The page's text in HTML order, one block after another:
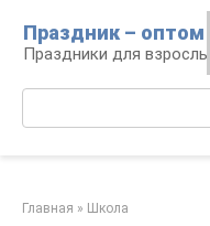
контенту
Праздник – оптом
Праздники для
Главная » Школа